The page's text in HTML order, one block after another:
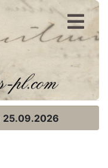
25.09.2026